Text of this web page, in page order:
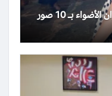
ياسمين عبد العزيز ومي عمر تتصدران الأضواء بـ 10 صور